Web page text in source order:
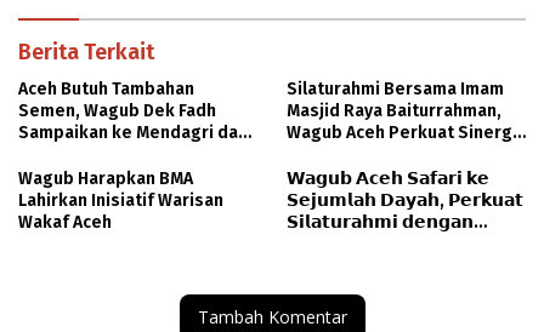
Berita Terkait
Aceh Butuh Tambahan
Semen, Wagub Dek Fadh
Sampaikan ke Mendagri dan
Silaturahmi Bersama Imam
Masjid Raya Baiturrahman,
Wagub Aceh Perkuat Sinergi
Wagub Harapkan BMA
Lahirkan Inisiatif Warisan
Wakaf Aceh
𝗪𝗮𝗴𝘂𝗯 𝗔𝗰𝗲𝗵 𝗦𝗮𝗳𝗮𝗿𝗶 𝗸𝗲
𝗦𝗲𝗷𝘂𝗺𝗹𝗮𝗵 𝗗𝗮𝘆𝗮𝗵, 𝗣𝗲𝗿𝗸𝘂𝗮𝘁
𝗦𝗶𝗹𝗮𝘁𝘂𝗿𝗮𝗵𝗺𝗶 𝗱𝗲𝗻𝗴𝗮𝗻
Tambah Komentar